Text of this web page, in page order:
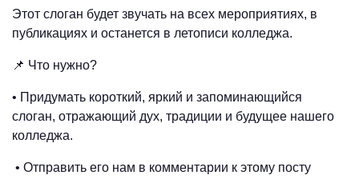
Этот слоган будет звучать на всех мероприятиях, в
публикациях и останется в летописи колледжа.
📌 Что нужно?
• Придумать короткий, яркий и запоминающийся
слоган, отражающий дух, традиции и будущее нашего
колледжа.
• Отправить его нам в комментарии к этому посту